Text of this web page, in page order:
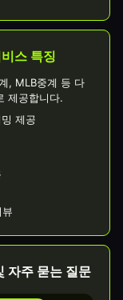
스 특징
, MLB중계 등 다
제공합니다.
제공
자주 묻는 질문